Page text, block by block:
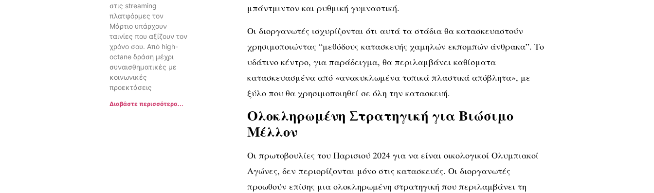
στις streaming
πλατφόρμες τον
Μάρτιο υπάρχουν
ταινίες που αξίζουν τον
χρόνο σου. Από high-
octane δράση μέχρι
συναισθηματικές με
κοινωνικές
προεκτάσεις
Διαβάστε περισσότερα...
μπάντμιντον και ρυθμική γυμναστική.
Οι διοργανωτές ισχυρίζονται ότι αυτά τα στάδια θα κατασκευαστούν
χρησιμοποιώντας “μεθόδους κατασκευής χαμηλών εκπομπών άνθρακα”. Το
υδάτινο κέντρο, για παράδειγμα, θα περιλαμβάνει καθίσματα
κατασκευασμένα από «ανακυκλωμένα τοπικά πλαστικά απόβλητα», με
ξύλο που θα χρησιμοποιηθεί σε όλη την κατασκευή.
Ολοκληρωμένη Στρατηγική για Βιώσιμο
Μέλλον
Οι πρωτοβουλίες του Παρισιού 2024 για να είναι οικολογικοί Ολυμπιακοί
Αγώνες, δεν περιορίζονται μόνο στις κατασκευές. Οι διοργανωτές
προωθούν επίσης μια ολοκληρωμένη στρατηγική που περιλαμβάνει τη